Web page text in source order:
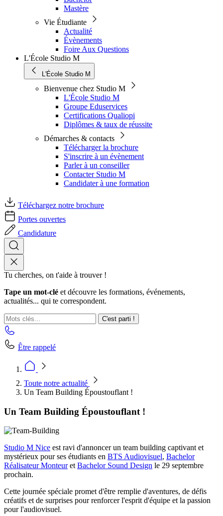
Mastère
Vie Étudiante
Actualité
Évènements
Foire Aux Questions
L'École Studio M
L'École Studio M
Bienvenue chez Studio M
L'École Studio M
Groupe Eduservices
Certifications Qualiopi
Diplômes & taux de réussite
Démarches & contacts
Télécharger la brochure
S'inscrire à un évènement
Parler à un conseiller
Contacter Studio M
Candidater à une formation
Téléchargez notre brochure
Portes ouvertes
Candidature
Tu cherches, on t'aide à trouver !
Tape un mot-clé et découvre les formations, événements,
actualités... qui te correspondent.
C'est parti !
Être rappelé
Toute notre actualité
Un Team Building Époustouflant !
Un Team Building Époustouflant !
Studio M Nice est ravi d'annoncer un team building captivant et
mystérieux pour ses étudiants en BTS Audiovisuel, Bachelor
Réalisateur MonteuretBachelor Sound Design le 29 septembre
prochain.
Cette journée spéciale promet d'être remplie d'aventures, de défis
créatifs et de surprises pour renforcer l'esprit d'équipe et la passion
pour l'audiovisuel.